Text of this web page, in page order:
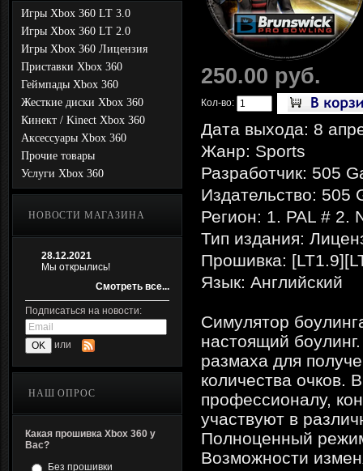
Игры Xbox 360 LT 3.0
Игры Xbox 360 LT 2.0
Игры Xbox 360 Лицензия
Приставки Xbox 360
Геймпады Xbox 360
Жесткие диски Xbox 360
Кинект / Kinect Xbox 360
Аксессуары Xbox 360
Прочие товары
Услуги Xbox 360
НОВОСТИ МАГАЗИНА
28.12.2021
Мы открылись!
Смотреть все...
Подписаться на новости:
или
НАШ ОПРОС
Какая прошивка Xbox 360 у
Вас?
Без прошивки
250.00 руб.
Кол-во:
Дата выхода: 8
Жанр: Sports
Разработчик: 505
Издательство: 505
Регион: 1. PAL # 2.
Тип издания:
Прошивка:
Язык: Английский
Cимулятор
настоящий
размаха для
количества очков.
профессионалу,
участвуют в
Полноценный
Возможности